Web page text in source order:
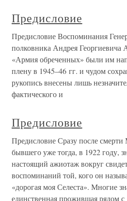
Предисловие
Предисловие Воспоминания
полковника Андрея Георгиевича
«Армия обреченных» были им
плену в 1945–46 гг. и чудом
рукопись внесены лишь
фактического и
Предисловие
Предисловие Сразу после смерти
бывшего уже тогда, в 1922 году,
настоящий ажиотаж вокруг
воспоминаний той, кого он
«дорогая моя Селеста». Многие
единственная прожившая рядом с